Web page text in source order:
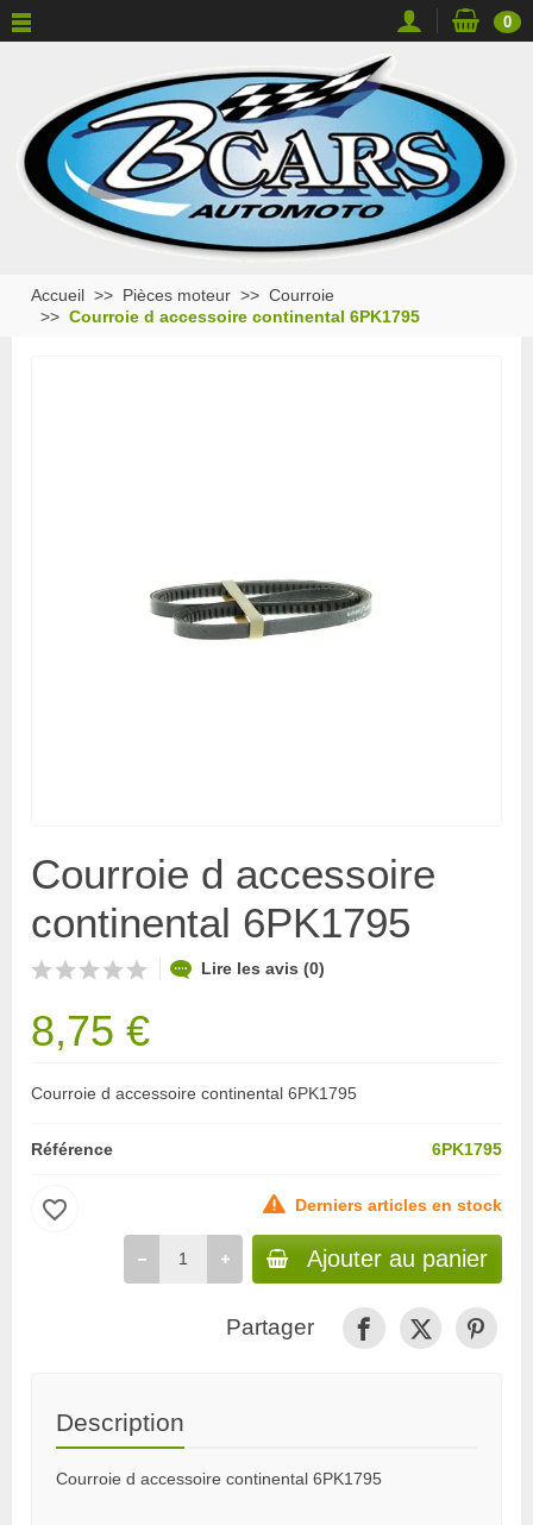
0
Accueil Pièces moteur
Courroie
Courroie d accessoire continental 6PK1795
Courroie d accessoire
continental 6PK1795
Lire les avis (0)
8,75 €
Courroie d accessoire continental 6PK1795
Référence 6PK1795
Derniers articles en stock
Ajouter au panier
favorite_border
Partager
Description
Courroie d accessoire continental 6PK1795